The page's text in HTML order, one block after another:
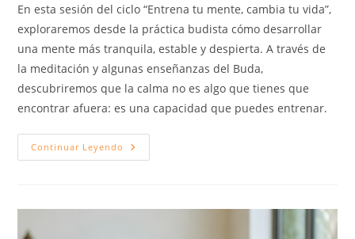
En esta sesión del ciclo “Entrena tu mente, cambia tu vida”,
exploraremos desde la práctica budista cómo desarrollar
una mente más tranquila, estable y despierta. A través de
la meditación y algunas enseñanzas del Buda,
descubriremos que la calma no es algo que tienes que
encontrar afuera: es una capacidad que puedes entrenar.
Continuar Leyendo